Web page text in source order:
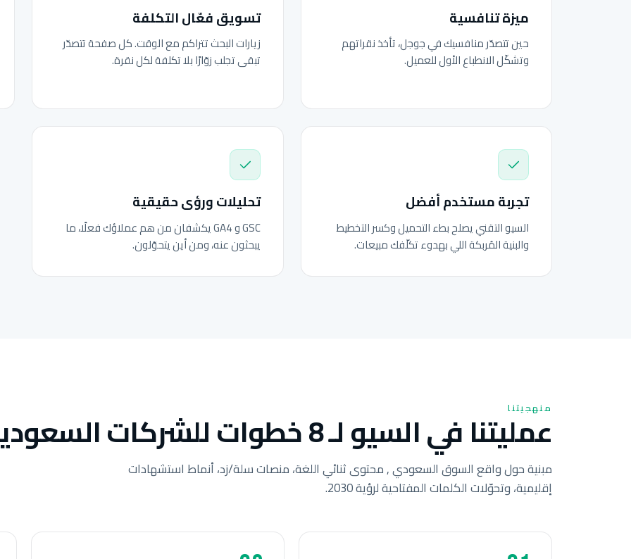
ميزة تنافسية
حين تتصدّر منافسيك في جوجل، تأخذ نقراتهم
وتشكّل الانطباع الأول للعميل.
تسويق فعّال التكلفة
زيارات البحث تتراكم مع الوقت. كل صفحة تتصدّر
تبقى تجلب زوّارًا بلا تكلفة لكل نقرة.
تجربة مستخدم أفضل
السيو التقني يصلح بطء التحميل وكسر التخطيط
والبنية المُربكة اللي بهدوء تكلّفك مبيعات.
تحليلات ورؤى حقيقية
GSC و GA4 يكشفان من هم عملاؤك فعلًا، ما
يبحثون عنه، ومن أين يتحوّلون.
منهجيتنا
عمليتنا في السيو لـ 8 خطوات للشركات السعودية.
مبنية حول واقع السوق السعودي , محتوى ثنائي اللغة، منصات سلة/زد، أنماط استشهادات
إقليمية، وتحوّلات الكلمات المفتاحية لرؤية 2030.